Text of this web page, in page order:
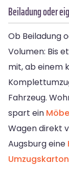
Beiladung oder
Ob Beiladung
Volumen: Bis
mit, ab einem
Fahrzeug.
spart ein
Wagen direkt
Augsburg eine